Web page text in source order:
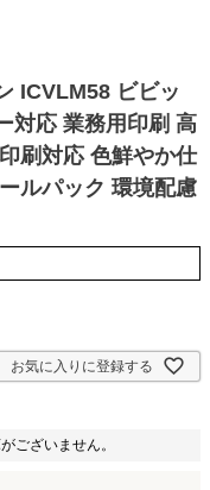
ICVLM58 ビビッ
対応 業務用印刷 高
刷対応 色鮮やか仕
ルパック 環境配慮
お気に入りに登録する
ございません。